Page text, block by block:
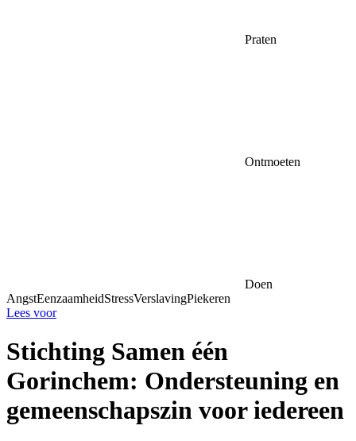
Praten
Ontmoeten
Doen
AngstEenzaamheidStressVerslavingPiekeren
Lees voor
Stichting Samen één
Gorinchem: Ondersteuning en
gemeenschapszin voor iedereen